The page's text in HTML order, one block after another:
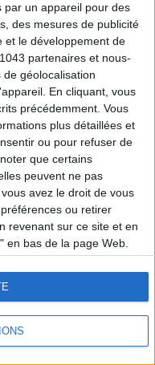
par un appareil pour des
des mesures de publicité
et le développement de
partenaires et nous-
géolocalisation
En cliquant, vous
précédemment. Vous
plus détaillées et
ou pour refuser de
que certains
peuvent ne pas
avez le droit de vous
ou retirer
revenant sur ce site et en
en bas de la page Web.